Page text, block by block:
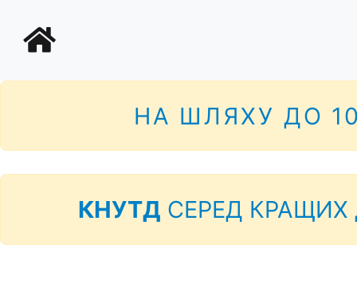
НА ШЛЯХУ ДО
КНУТД СЕРЕД КРАЩИХ